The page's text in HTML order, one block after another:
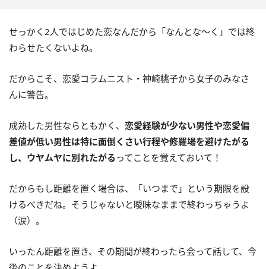
せっかく2人ではじめた恋なんだから「なんとな～く」では終
わらせたくないよね。
だからこそ、恋愛コラムニスト・神崎桃子から女子のみなさ
んに警告。
成熟した男性ならともかく、 恋愛経験が少ない男性や恋愛偏
差値が低い男性は特に面倒くさい行程や修羅場を避けたがる
し、ウヤムヤに別れたがる ってことを覚えておいて！
だからもし距離を置く場合は、「いつまで」という期限を設
けるべきだね。そうじゃないと曖昧なままで終わっちゃうよ
（涙）。
いったん距離を置き、その期間が終わったら会って話して、今